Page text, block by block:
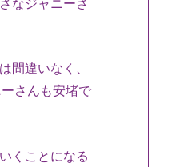
間違いなく、
さんも安堵で
くことになる